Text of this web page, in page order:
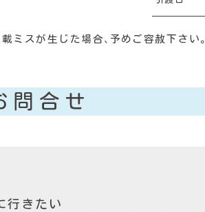
スが生じた場合、予めご容赦下さい。
問合せ
行きたい